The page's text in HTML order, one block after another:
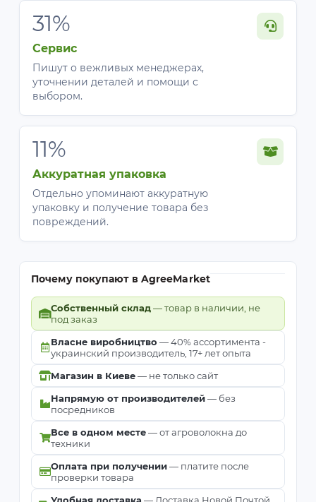
31%
Сервис
Пишут о вежливых менеджерах,
уточнении деталей и помощи с
выбором.
11%
Аккуратная упаковка
Отдельно упоминают аккуратную
упаковку и получение товара без
повреждений.
Почему покупают в AgreeMarket
Собственный склад— товар в наличии, не
под заказ
Власне виробництво — 40% ассортимента -
украинский производитель, 17+ лет опыта
Магазин в Киеве— не только сайт
Напрямую от производителей— без
посредников
Все в одном месте— от агроволокна до
техники
Оплата при получении— платите после
проверки товара
Удобная доставка — Доставка Новой Почтой,